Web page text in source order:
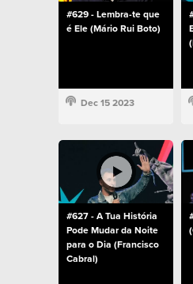
#629 - Lembra-te que
é Ele (Mário Rui Boto)
Dec 15 2023
#627 - A Tua História
Pode Mudar da Noite
para o Dia (Francisco
Cabral)